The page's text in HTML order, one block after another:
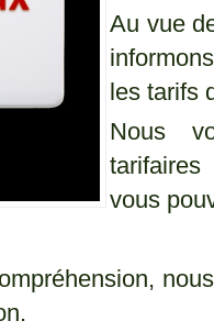
Au vue
les tarifs
Nous
vous